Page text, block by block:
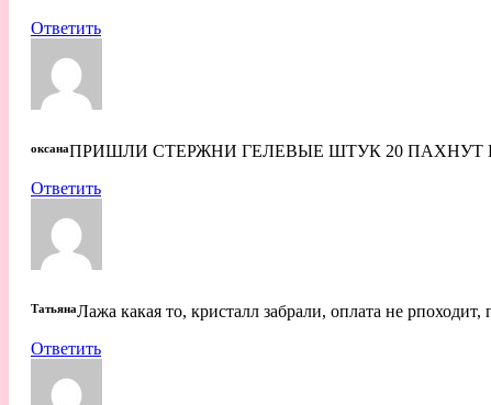
Ответить
оксанаПРИШЛИ СТЕРЖНИ ГЕЛЕВЫЕ ШТУК 20
Ответить
ТатьянаЛажа какая то, кристалл забрали, оплата не рпоходит,
Ответить